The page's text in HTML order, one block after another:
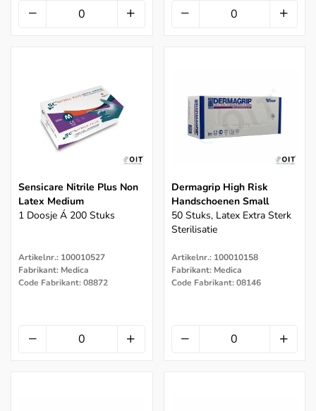
Sensicare Nitrile Plus Non
Latex Medium
1 Doosje Á 200 Stuks
Artikelnr.: 100010527
Fabrikant: Medica
Code Fabrikant: 08872
Dermagrip High Risk
Handschoenen Small
50 Stuks, Latex Extra Sterk
Sterilisatie
Artikelnr.: 100010158
Fabrikant: Medica
Code Fabrikant: 08146